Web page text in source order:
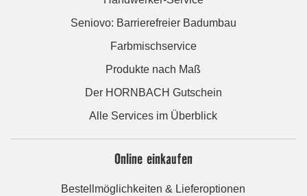
Seniovo: Barrierefreier Badumbau
Farbmischservice
Produkte nach Maß
Der HORNBACH Gutschein
Alle Services im Überblick
Online einkaufen
Bestellmöglichkeiten & Lieferoptionen